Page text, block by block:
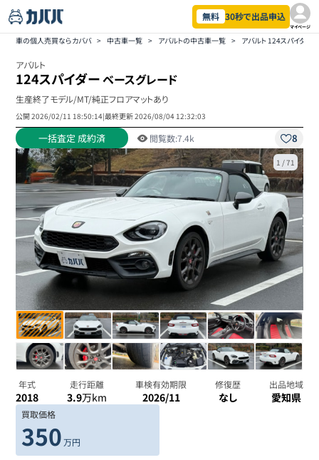
無料 30秒で出品申込
マイページ
車の個人売買ならカババ > 中古車一覧 > アバルトの中古車一覧 > アバルト 124スパイダー
アバルト
124スパイダーベースグレード
生産終了モデル/MT/純正フロアマットあり
公開2026/02/11 18:50:14|最終更新2026/08/04 12:32:03
一括査定 成約済 閲覧数:7.4k 8
1 /71
年式
2018
走行距離
3.9万km
車検有効期限
2026/11
修復歴
なし
出品地域
愛知県
買取価格
350 万円